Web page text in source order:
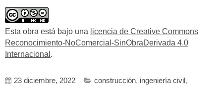
Esta obra está bajo una licencia de Creative Commons
Reconocimiento-NoComercial-SinObraDerivada 4.0
Internacional .
23 diciembre, 2022 construcción, ingeniería civil ,